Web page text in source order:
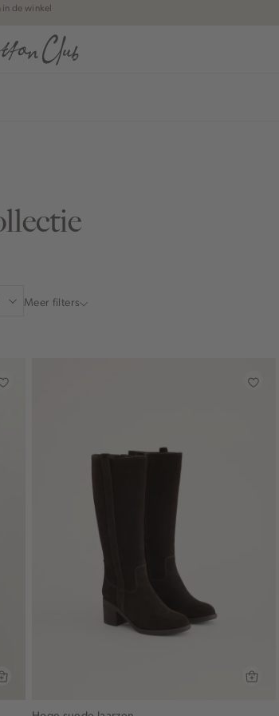
de winkel
dagen bezorgd
Riverty, Apple pay & creditcard
Meer filters